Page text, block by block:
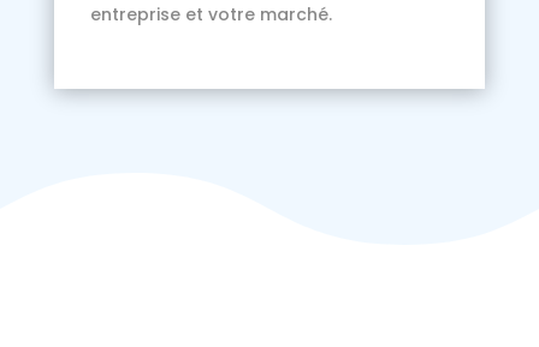
entreprise et votre marché.